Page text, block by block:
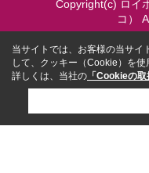
Copyright(c) ロイ
コ）
当サイトでは、お客様の当サイ
して、クッキー（Cookie）を使
詳しくは、当社の 「Cookieの